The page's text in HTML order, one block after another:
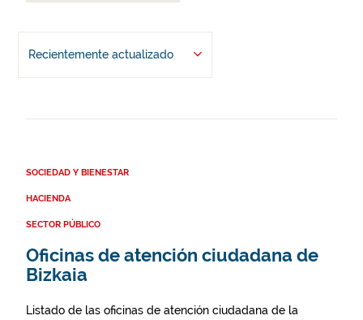
Recientemente actualizado
SOCIEDAD Y BIENESTAR
HACIENDA
SECTOR PÚBLICO
Oficinas de atención ciudadana de
Bizkaia
Listado de las oficinas de atención ciudadana de la